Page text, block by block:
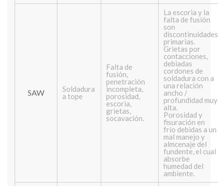
SAW
Soldadura
a tope
Falta de
fusión,
penetración
incompleta,
porosidad,
escoria,
grietas,
socavación.
La escoria y la
falta de fusión
son
discontinuidades
primarias.
Grietas por
contacciones,
debiadas
cordones de
soldadura con a
una relación
ancho /
profundidad muy
alta.
Porosidad y
fisuración en
frío debidas a un
mal manejo y
almcenaje del
fundente, el cual
absorbe
humedad del
ambiente.